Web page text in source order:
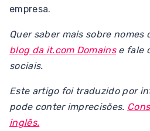
empresa.
Quer saber mais sobre nomes
blog da it.com Domainse fale
sociais.
Este artigo foi traduzido por
pode conter imprecisões.
inglês.